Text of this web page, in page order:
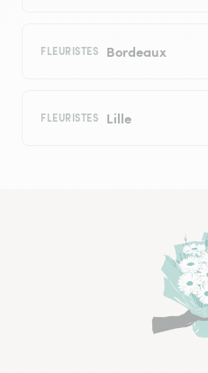
FLEURISTES Bordeaux
FLEURISTES Lille